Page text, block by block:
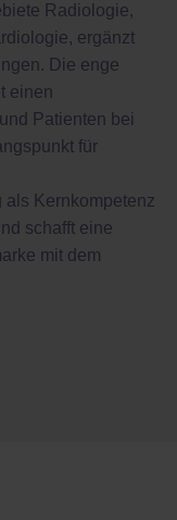
Radiologie,
ergänzt
Die enge
einen
Patienten bei
für
als Kernkompetenz
schafft eine
mit dem